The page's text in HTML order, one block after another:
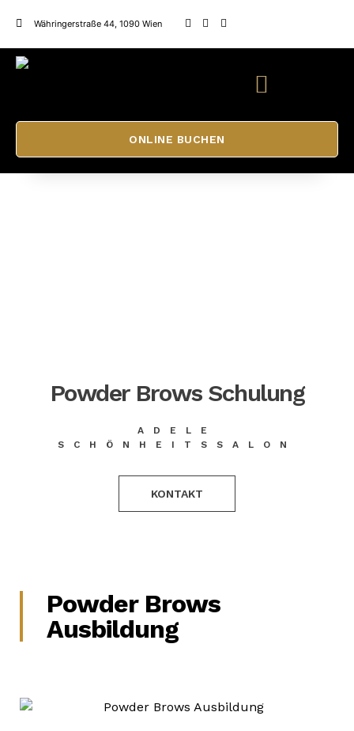
Währingerstraße 44, 1090 Wien
ONLINE BUCHEN
Powder Brows Schulung
ADELE
SCHÖNHEITSSALON
KONTAKT
Powder Brows
Ausbildung